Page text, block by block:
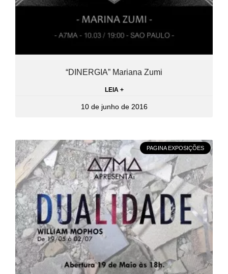
“DINERGIA” Mariana Zumi
LEIA +
10 de junho de 2016
PAGINA EXPOSIÇÕES